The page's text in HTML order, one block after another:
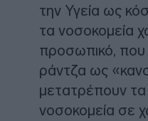
την Υγεία ως
τα νοσοκομεία
προσωπικό, που
ράντζα ως
μετατρέπουν
νοσοκομεία σε